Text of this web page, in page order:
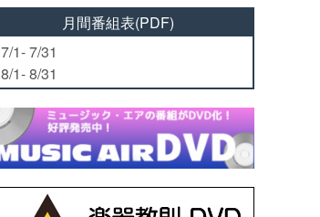
月間番組表(PDF)
7/1- 7/31
8/1- 8/31